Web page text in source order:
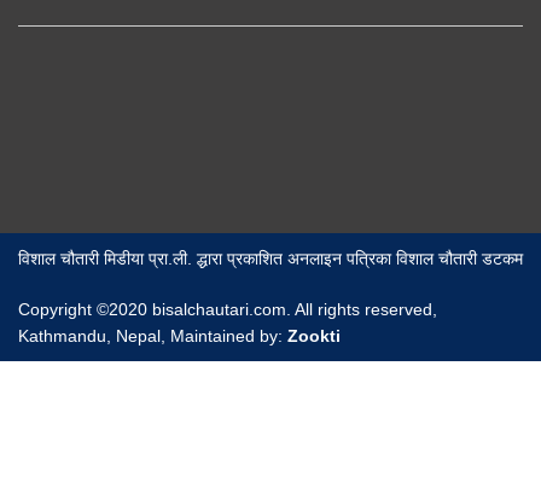
विशाल चौतारी मिडीया प्रा.ली. द्धारा प्रकाशित अनलाइन पत्रिका विशाल चौतारी डटकम
Copyright ©2020 bisalchautari.com. All rights reserved,
Kathmandu, Nepal, Maintained by: Zookti